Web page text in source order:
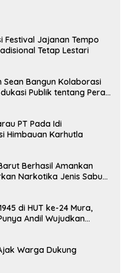
Festival Jajanan Tempo
Tetap Lestari
Sean Bangun Kolaborasi
Publik tentang Peran
PT Pada Idi
Himbauan Karhutla
Berhasil Amankan
Narkotika Jenis Sabu
di HUT ke-24 Mura,
Wujudkan
Warga Dukung